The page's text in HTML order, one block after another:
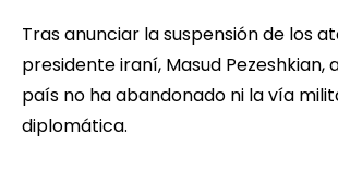
Tras anunciar la suspensión de los
presidente iraní, Masud Pezeshkian,
país no ha abandonado ni la vía
diplomática.